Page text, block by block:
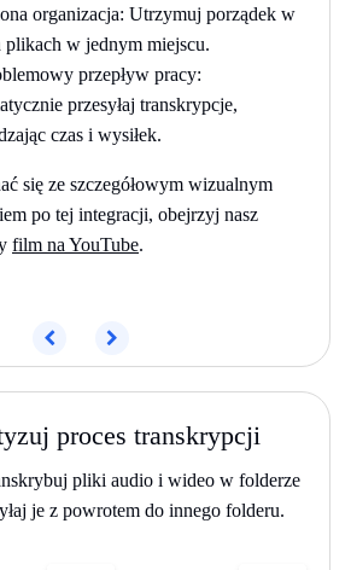
organizacja: Utrzymuj porządek w
plikach w jednym miejscu.
przepływ pracy:
przesyłaj transkrypcje,
czas i wysiłek.
się ze szczegółowym wizualnym
po tej integracji, obejrzyj nasz
film na YouTube.
PoprzedniNastępny
proces transkrypcji
pliki audio i wideo w folderze
je z powrotem do innego folderu.